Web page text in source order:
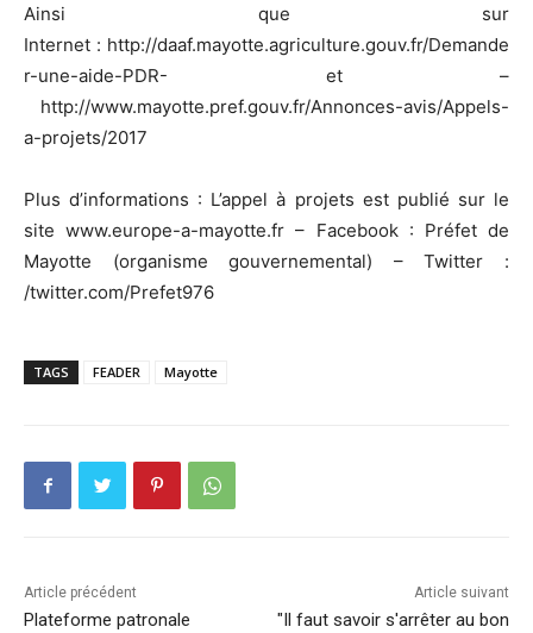
Ainsi que sur
Internet : http://daaf.mayotte.agriculture.gouv.fr/Demande
r-une-aide-PDR- et –
http://www.mayotte.pref.gouv.fr/Annonces-avis/Appels-
a-projets/2017
Plus d’informations : L’appel à projets est publié sur le
site www.europe-a-mayotte.fr – Facebook : Préfet de
Mayotte (organisme gouvernemental) – Twitter :
/twitter.com/Prefet976
TAGS FEADER Mayotte
Article précédent
Plateforme patronale
Article suivant
"Il faut savoir s'arrêter au bon